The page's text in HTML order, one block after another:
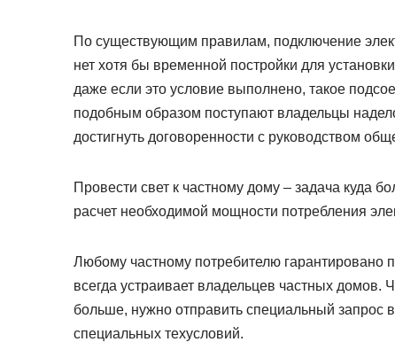
По существующим правилам, подключение
нет хотя бы временной постройки для
даже если это условие выполнено, такое
подобным образом поступают владельцы
достигнуть договоренности с руководством
Провести свет к частному дому – задача куда
расчет необходимой мощности потребления
Любому частному потребителю гарантировано
всегда устраивает владельцев частных домов.
больше, нужно отправить специальный запрос
специальных техусловий.